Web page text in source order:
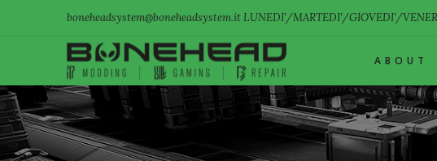
boneheadsystem@boneheadsystem.it LUNEDI'/MARTEDI'/GIOVEDI'/
ABOUT